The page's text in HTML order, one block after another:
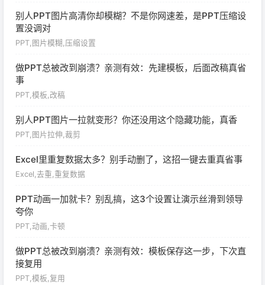
别人PPT图片高清你却模糊？不是你网速差，是PPT压缩设
置没调对
PPT,图片模糊,压缩设置
做PPT总被改到崩溃？亲测有效：先建模板，后面改稿真省
事
PPT,模板,改稿
别人PPT图片一拉就变形？你还没用这个隐藏功能，真香
PPT,图片拉伸,裁剪
Excel里重复数据太多？别手动删了，这招一键去重真省事
Excel,去重,重复数据
PPT动画一加就卡？别乱搞，这3个设置让演示丝滑到领导
夸你
PPT,动画,卡顿
做PPT总被改到崩溃？亲测有效：模板保存这一步，下次直
接复用
PPT,模板,复用